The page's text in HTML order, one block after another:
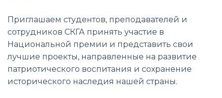
Приглашаем студентов, преподавателей и
сотрудников СКГА принять участие в
Национальной премии и представить свои
лучшие проекты, направленные на развитие
патриотического воспитания и сохранение
исторического наследия нашей страны.